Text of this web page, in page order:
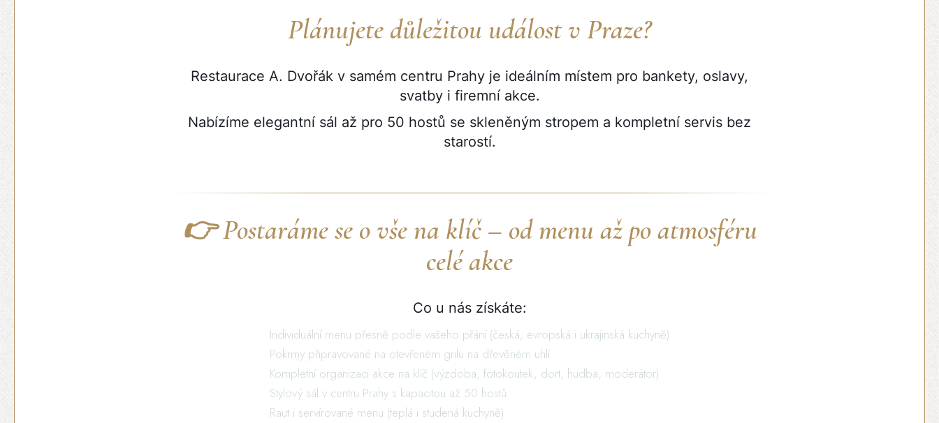
Plánujete důležitou událost v Praze?
Restaurace A. Dvořák v samém centru Prahy je ideálním místem pro bankety, oslavy,
svatby i firemní akce.
Nabízíme elegantní sál až pro 50 hostů se skleněným stropem a kompletní servis bez
starostí.
👉 Postaráme se o vše na klíč – od menu až po atmosféru
celé akce
Co u nás získáte:
Individuální menu přesně podle vašeho přání (česká, evropská i ukrajinská kuchyně)
Pokrmy připravované na otevřeném grilu na dřevěném uhlí
Kompletní organizaci akce na klíč (výzdoba, fotokoutek, dort, hudba, moderátor)
Stylový sál v centru Prahy s kapacitou až 50 hostů
Raut i servírované menu (teplá i studená kuchyně)